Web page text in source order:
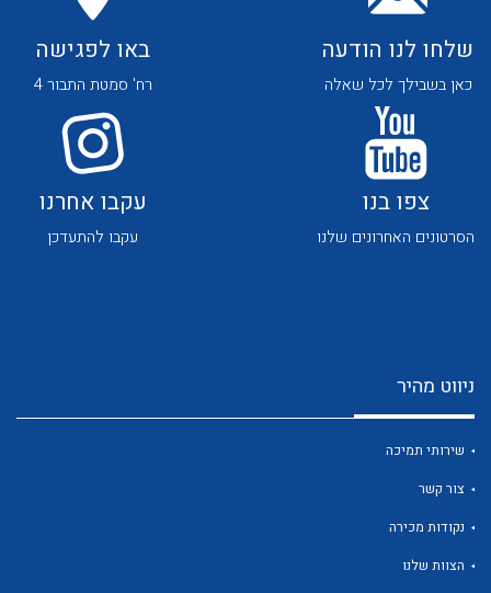
לכל מוצרי היצרן לכל מוצרי היצרן
לכל מוצרי היצרן
שלחו לנו הודעה
כאן בשבילך לכל שאלה
באו לפגישה
רח' סמטת התבור 4
צפו בנו
הסרטונים האחרונים שלנו
עקבו אחרנו
עקבו להתעדכן
ניווט מהיר
שירותי תמיכה
צור קשר
נקודות מכירה
הצוות שלנו